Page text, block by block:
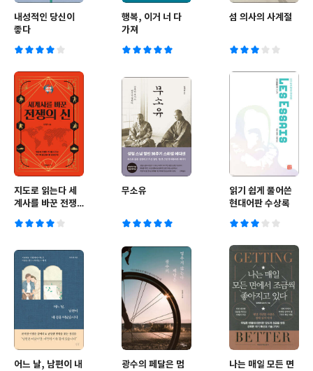
내성적인 당신이
좋다
행복, 이거 너 다
가져
섬 의사의 사계절
지도로 읽는다 세
계사를 바꾼 전쟁
무소유
읽기 쉽게 풀어쓴
현대어판 수상록
어느 날, 남편이 내
광수의 페달은 멈
나는 매일 모든 면